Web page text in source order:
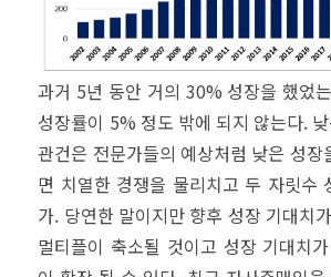
과거 5년 동안 거의 30% 성장을 했었
성장률이 5% 정도 밖에 되지 않는다.
관건은 전문가들의 예상처럼 낮은 성장
면 치열한 경쟁을 물리치고 두 자릿수
가. 당연한 말이지만 향후 성장 기대치
멀티플이 축소될 것이고 성장 기대치